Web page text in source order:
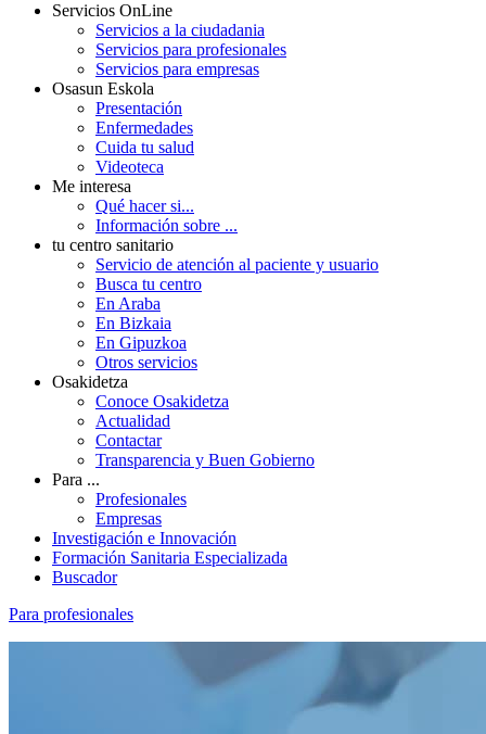
Servicios OnLine
Servicios a la ciudadania
Servicios para profesionales
Servicios para empresas
Osasun Eskola
Presentación
Enfermedades
Cuida tu salud
Videoteca
Me interesa
Qué hacer si...
Información sobre ...
tu centro sanitario
Servicio de atención al paciente y usuario
Busca tu centro
En Araba
En Bizkaia
En Gipuzkoa
Otros servicios
Osakidetza
Conoce Osakidetza
Actualidad
Contactar
Transparencia y Buen Gobierno
Para ...
Profesionales
Empresas
Investigación e Innovación
Formación Sanitaria Especializada
Buscador
Para profesionales